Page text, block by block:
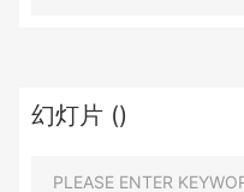
幻灯片 ()